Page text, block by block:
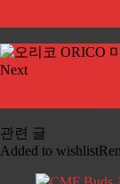
Next
관련 글
Added to wishlist